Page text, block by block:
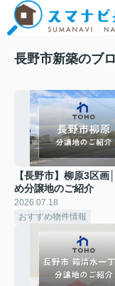
長野市新築のブ
【長野市】柳原3区画
め分譲地のご紹介
2026.07.18
おすすめ物件情報